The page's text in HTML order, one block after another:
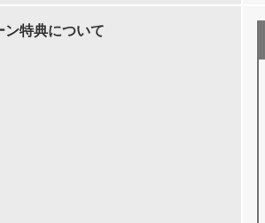
ン特典について